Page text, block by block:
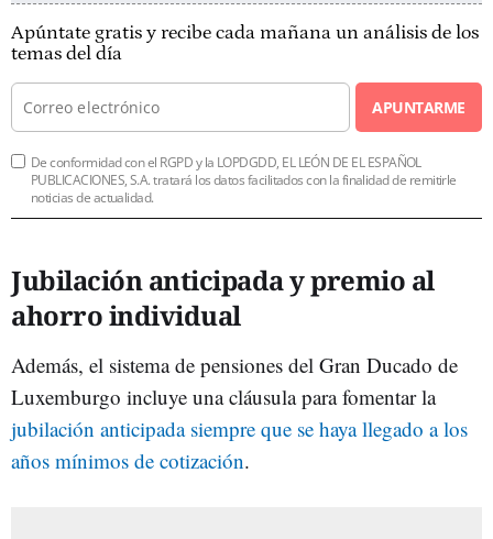
Apúntate gratis y recibe cada mañana un análisis de los
temas del día
APUNTARME
De conformidad con el RGPD y la LOPDGDD, EL LEÓN DE EL ESPAÑOL
PUBLICACIONES, S.A. tratará los datos facilitados con la finalidad de remitirle
noticias de actualidad.
Jubilación anticipada y premio al
ahorro individual
Además, el sistema de pensiones del Gran Ducado de
Luxemburgo incluye una cláusula para fomentar la
jubilación anticipada siempre que se haya llegado a los
años mínimos de cotización.